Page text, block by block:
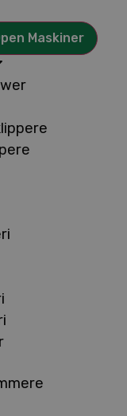
Maskiner